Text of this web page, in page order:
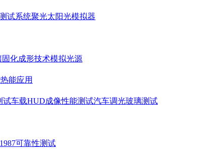
试系统聚光太阳光模拟器
固化成形技术模拟光源
能应用
试车载HUD成像性能测试汽车调光玻璃测试
可靠性测试